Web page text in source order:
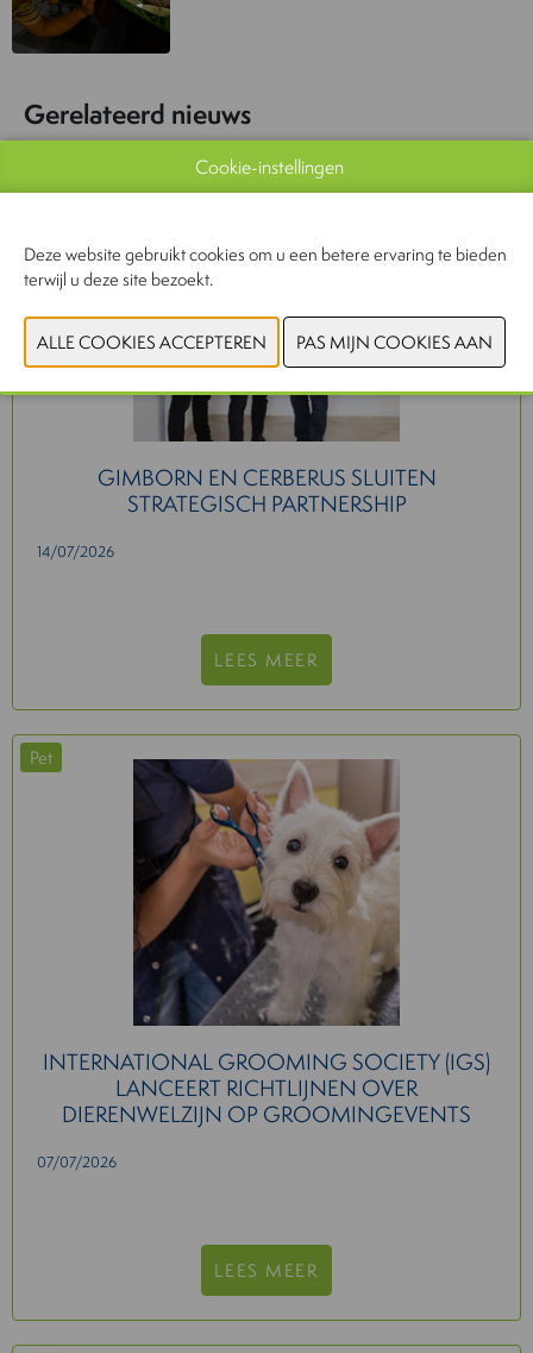
Gerelateerd nieuws
GIMBORN EN CERBERUS SLUITEN
STRATEGISCH PARTNERSHIP
14/07/2026
LEES MEER
Pet
INTERNATIONAL GROOMING SOCIETY (IGS)
LANCEERT RICHTLIJNEN OVER
DIERENWELZIJN OP GROOMINGEVENTS
07/07/2026
LEES MEER
Cookie-instellingen
Deze website gebruikt cookies om u een betere ervaring te bieden
terwijl u deze site bezoekt.